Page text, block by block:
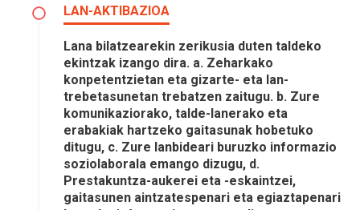
LAN-AKTIBAZIOA
Lana bilatzearekin zerikusia duten taldeko
ekintzak izango dira. a. Zeharkako
konpetentzietan eta gizarte- eta lan-
trebetasunetan trebatzen zaitugu. b. Zure
komunikaziorako, talde-lanerako eta
erabakiak hartzeko gaitasunak hobetuko
ditugu, c. Zure lanbideari buruzko informazio
soziolaborala emango dizugu, d.
Prestakuntza-aukerei eta -eskaintzei,
gaitasunen aintzatespenari eta egiaztapenari